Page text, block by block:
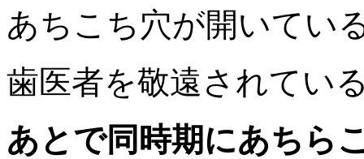
あちこち穴が開いてい
歯医者を敬遠されてい
あとで同時期にあちら